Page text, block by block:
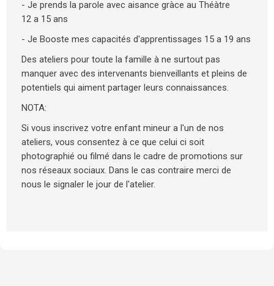
- Je prends la parole avec aisance gràce au Théàtre
12 a 15 ans
- Je Booste mes capacités d'apprentissages 15 a 19 ans
Des ateliers pour toute la famille à ne surtout pas
manquer avec des intervenants bienveillants et pleins de
potentiels qui aiment partager leurs connaissances.
NOTA:
Si vous inscrivez votre enfant mineur a l'un de nos
ateliers, vous consentez à ce que celui ci soit
photographié ou filmé dans le cadre de promotions sur
nos réseaux sociaux. Dans le cas contraire merci de
nous le signaler le jour de l'atelier.